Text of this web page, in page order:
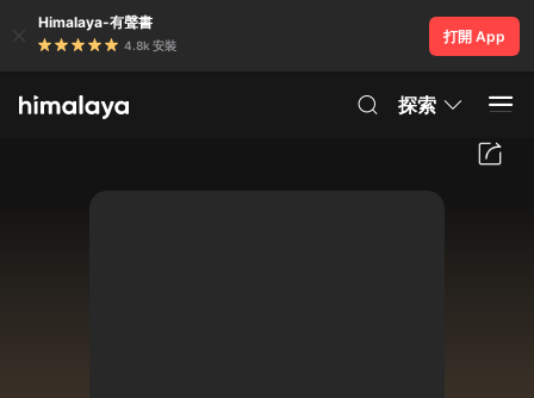
Himalaya-有聲書
4.8k 安裝
打開 App
探索